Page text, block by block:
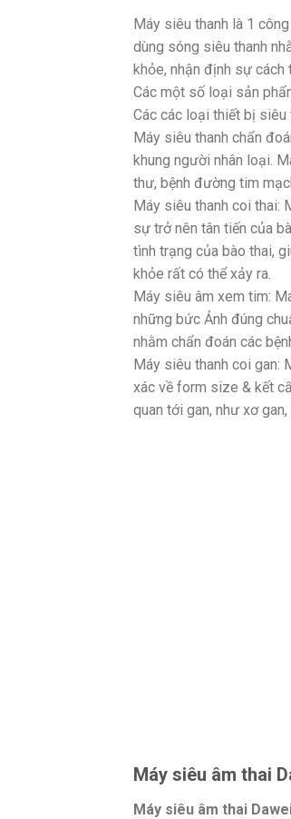
Máy siêu thanh là 1
dùng sóng siêu thanh
khỏe, nhận định sự
Các một số loại sản
Các các loại thiết bị siêu
Máy siêu thanh chẩn
khung người nhân loại.
thư, bệnh đường tim
Máy siêu thanh coi thai:
sự trở nên tân tiến của
tình trạng của bào thai,
khỏe rất có thể xảy ra.
Máy siêu âm xem tim:
những bức Ảnh đúng
nhằm chẩn đoán các
Máy siêu thanh coi gan:
xác về form size & kết
quan tới gan, như xơ
Máy siêu âm thai
Máy siêu âm thai